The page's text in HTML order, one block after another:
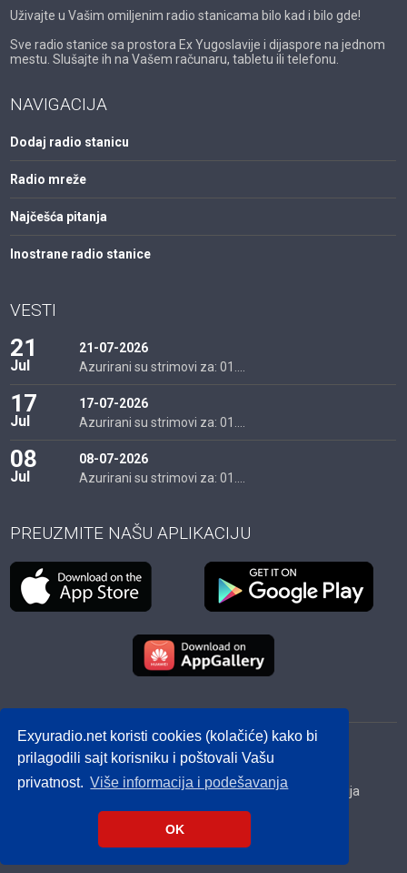
Exyuradio.net koristi cookies (kolačiće) kako bi
prilagodili sajt korisniku i poštovali Vašu
privatnost. Više informacija i podešavanja
OK
Uživajte u Vašim omiljenim radio stanicama bilo kad i bilo gde!
Sve radio stanice sa prostora Ex Yugoslavije i dijaspore na jednom
mestu. Slušajte ih na Vašem računaru, tabletu ili telefonu.
NAVIGACIJA
Dodaj radio stanicu
Radio mreže
Najčešća pitanja
Inostrane radio stanice
VESTI
21
Jul
21-07-2026
Azurirani su strimovi za: 01....
17
Jul
17-07-2026
Azurirani su strimovi za: 01....
08
Jul
08-07-2026
Azurirani su strimovi za: 01....
PREUZMITE NAŠU APLIKACIJU
© 2012 - 2026! exyuradio.net -Politika privatnosti -
created by IMS.RS
Srbija
Hrvatska BiH Crna Gora Makedonija
Slovenija